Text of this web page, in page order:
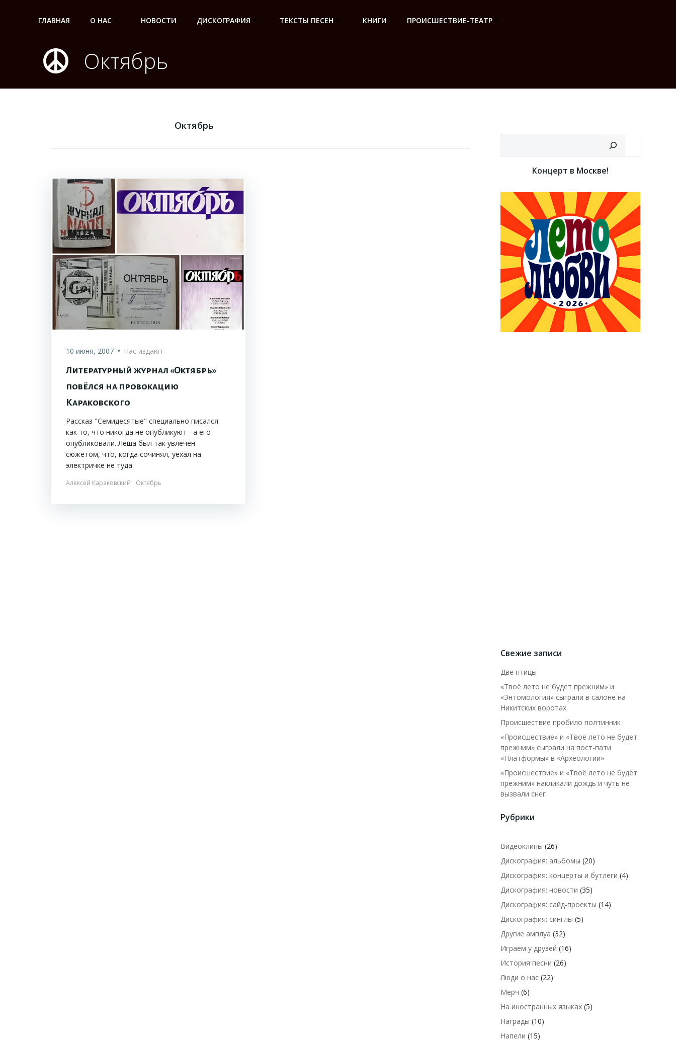
ГЛАВНАЯ О НАС НОВОСТИ ДИСКОГРАФИЯ ТЕКСТЫ ПЕСЕН КНИГИ ПРОИСШЕСТВИЕ-ТЕАТР
Октябрь
Октябрь
10 июня, 2007 • Нас издают
Литературный журнал «Октябрь»
повёлся на провокацию
Караковского
Рассказ "Семидесятые" специально писался
как то, что никогда не опубликуют - а его
опубликовали. Лёша был так увлечён
сюжетом, что, когда сочинял, уехал на
электричке не туда.
Алексей Караковский Октябрь
Концерт в Москве!
Свежие записи
Две птицы
«Твоё лето не будет прежним» и
«Энтомология» сыграли в салоне на
Никитских воротах
Происшествие пробило полтинник
«Происшествие» и «Твоё лето не будет
прежним» сыграли на пост-пати
«Платформы» в «Археологии»
«Происшествие» и «Твоё лето не будет
прежним» накликали дождь и чуть не
вызвали снег
Рубрики
Видеоклипы (26)
Дискография: альбомы (20)
Дискография: концерты и бутлеги (4)
Дискография: новости (35)
Дискография: сайд-проекты (14)
Дискография: синглы (5)
Другие амплуа (32)
Играем у друзей (16)
История песни (26)
Люди о нас (22)
Мерч (6)
На иностранных языках (5)
Награды (10)
Напели (15)